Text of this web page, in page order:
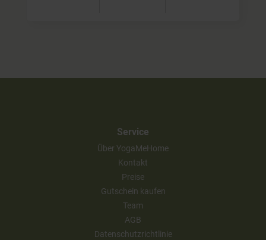
Service
Über YogaMeHome
Kontakt
Preise
Gutschein kaufen
Team
AGB
Datenschutzrichtlinie